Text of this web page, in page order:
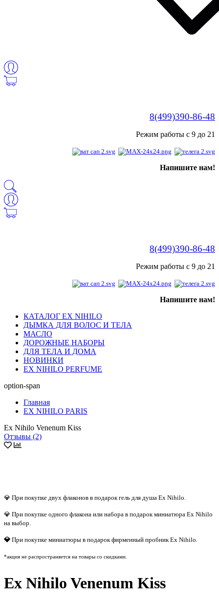
8(499)390-86-48
Режим работы с 9 до 21
Напишите нам!
8(499)390-86-48
Режим работы с 9 до 21
Напишите нам!
КАТАЛОГ EX NIHILO
ДЫМКА ДЛЯ ВОЛОС И ТЕЛА
МАСЛО
ДОРОЖНЫЕ НАБОРЫ
ДЛЯ ТЕЛА И ДОМА
НОВИНКИ
EX NIHILO PERFUME
option-span
Главная
EX NIHILO PARIS
Ex Nihilo Venenum Kiss
Отзывы (2)
💎 При покупке двух флаконов в подарок гель для душа Ex Nihilo.
💎 При покупке одного флакона или набора в подарок миниатюра Ex Nihilo
на выбор.
💎 При покупке миниатюры в подарок фирменный пробник Ex Nihilo.
*акция не распространяется на товары со скидками.
Ex Nihilo Venenum Kiss